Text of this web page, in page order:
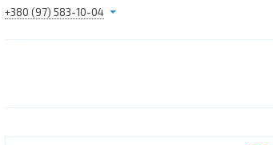
+380 (97) 583-10-04